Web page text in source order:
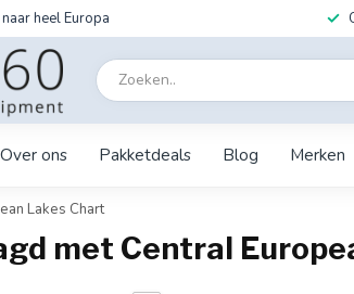
heel Europa
Over ons Pakketdeals Blog Merken
Lakes Chart
met Central